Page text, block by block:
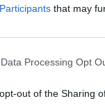
that may
Processing Opt
out of the Sharing
skaniu